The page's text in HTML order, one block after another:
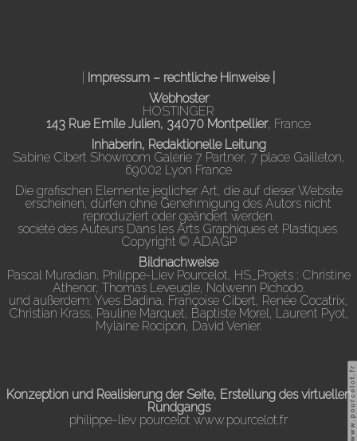
Impressum – rechtliche Hinweise |
Webhoster
HOSTINGER
143 Rue Emile Julien, 34070 Montpellier, France
Inhaberin, Redaktionelle Leitung
Sabine Cibert Showroom Galerie 7 Partner, 7 place Gailleton,
69002 Lyon France
Die grafischen Elemente jeglicher Art, die auf dieser Website
erscheinen, dürfen ohne Genehmigung des Autors nicht
reproduziert oder geändert werden.
société des Auteurs Dans les Arts Graphiques et Plastiques
Copyright © ADAGP
Bildnachweise
Pascal Muradian, Philippe-Liev Pourcelot, HS_Projets : Christine
Athenor, Thomas Leveugle, Nolwenn Pichodo.
und außerdem: Yves Badina, Françoise Cibert, Renée Cocatrix,
Christian Krass, Pauline Marquet, Baptiste Morel, Laurent Pyot,
Mylaine Rocipon, David Venier.
Konzeption und Realisierung der Seite, Erstellung des virtuellen
Rundgangs
philippe-liev pourcelot www.pourcelot.fr